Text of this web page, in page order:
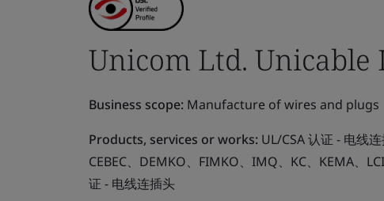
Unicom Ltd. Unicable
Business scope: Manufacture of wires and plugs
Products, services or works: UL/CSA 认证 - 电线
CEBEC、DEMKO、FIMKO、IMQ、KC、KEMA、
证 - 电线连插头